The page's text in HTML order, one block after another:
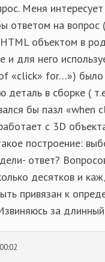
Меня
ответом на вопрос
объектом в
и для него
«click» for…») было
деталь в сборке (
бы пазл «when
с 3D
построение:
ответ?
десятков и
привязан к
за